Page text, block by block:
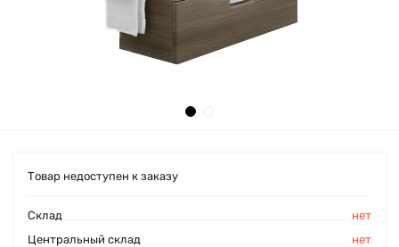
Товар недоступен к заказу
Cклад
нет
Центральный склад
нет